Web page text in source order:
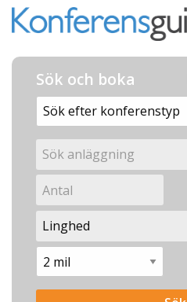
Sök och boka